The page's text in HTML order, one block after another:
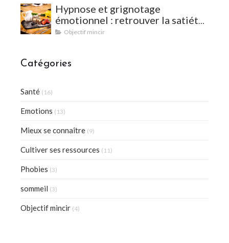
Hypnose et grignotage
émotionnel : retrouver la satiété
et l'équilibre
Objectif mincir
Catégories
Santé (16)
Emotions (13)
Mieux se connaître (9)
Cultiver ses ressources (11)
Phobies (3)
sommeil (3)
Objectif mincir (4)